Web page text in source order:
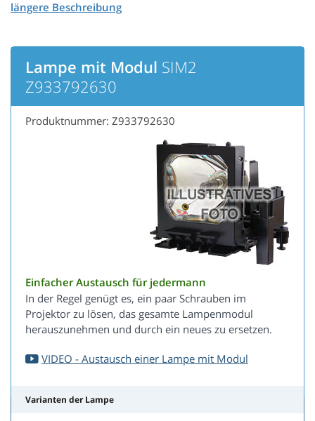
Lampe mit Modul SIM2
Z933792630
Produktnummer: Z933792630
Einfacher Austausch für jedermann
In der Regel genügt es, ein paar Schrauben im
Projektor zu lösen, das gesamte Lampenmodul
herauszunehmen und durch ein neues zu ersetzen.
VIDEO - Austausch einer Lampe mit Modul
Varianten der Lampe